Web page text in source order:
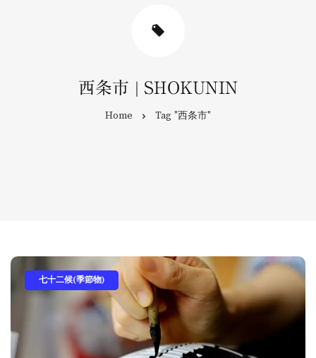
西条市 | SHOKUNIN
Home Tag "西条市"
七十二候(季節物)